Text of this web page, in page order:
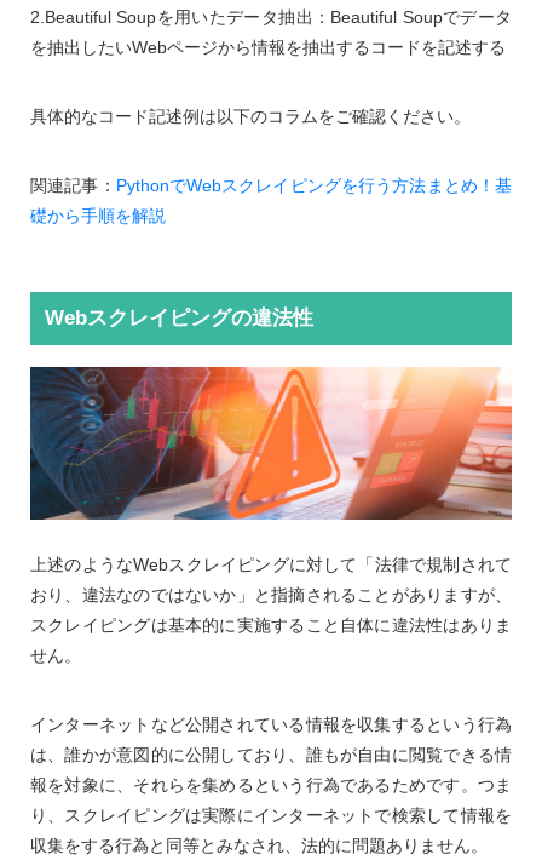
2.Beautiful Soupを用いたデータ抽出：Beautiful Soupでデータ
を抽出したいWebページから情報を抽出するコードを記述する
具体的なコード記述例は以下のコラムをご確認ください。
関連記事： PythonでWebスクレイピングを行う方法まとめ！基
礎から手順を解説
Webスクレイピングの違法性
上述のようなWebスクレイピングに対して「法律で規制されて
おり、違法なのではないか」と指摘されることがありますが、
スクレイピングは基本的に実施すること自体に違法性はありま
せん。
インターネットなど公開されている情報を収集するという行為
は、誰かが意図的に公開しており、誰もが自由に閲覧できる情
報を対象に、それらを集めるという行為であるためです。つま
り、スクレイピングは実際にインターネットで検索して情報を
収集をする行為と同等とみなされ、法的に問題ありません。